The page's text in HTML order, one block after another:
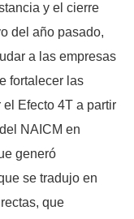
y el cierre
del año pasado,
a las empresas
fortalecer las
Efecto 4T a partir
NAICM en
generó
se tradujo en
que